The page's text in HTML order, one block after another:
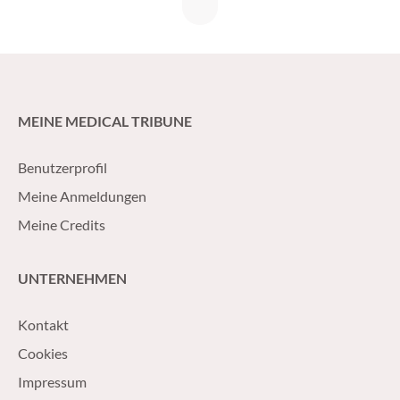
Veranstaltung in der On-demand-Version unter
dient zugleich als Kontrolle der über eine erfolgreiche
Online-Teilnahme. Die Bestätigung wird später vom
System automatisch erstellt, sobald wir die Zusage für
automatisch per E-Mail benachrichtigt.
MEINE MEDICAL TRIBUNE
Benutzerprofil
Meine Anmeldungen
Meine Credits
UNTERNEHMEN
Kontakt
Cookies
Impressum